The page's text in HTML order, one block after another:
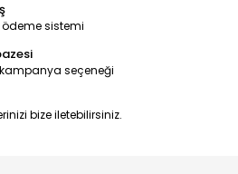
sistemi
seçeneği
bize iletebilirsiniz.